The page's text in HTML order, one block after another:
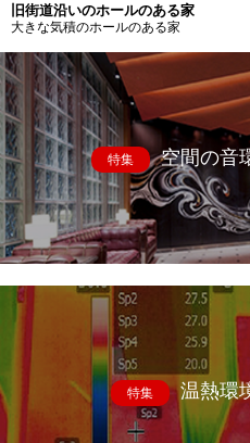
旧街道沿いのホールのある家
大きな気積のホールのある家
特集 空間の音
特集 温熱環